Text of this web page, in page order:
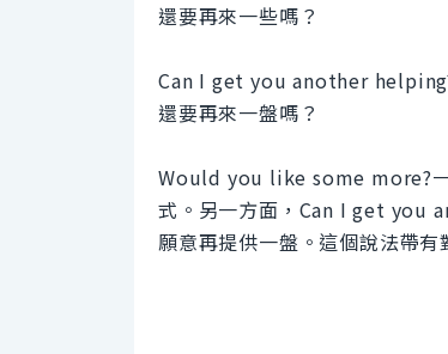
還要再來一些嗎？
Can I get you another
還要再來一盤嗎？
Would you like some more?一
式。另一方面，Can I get you
願意再提供一盤。這個說法帶